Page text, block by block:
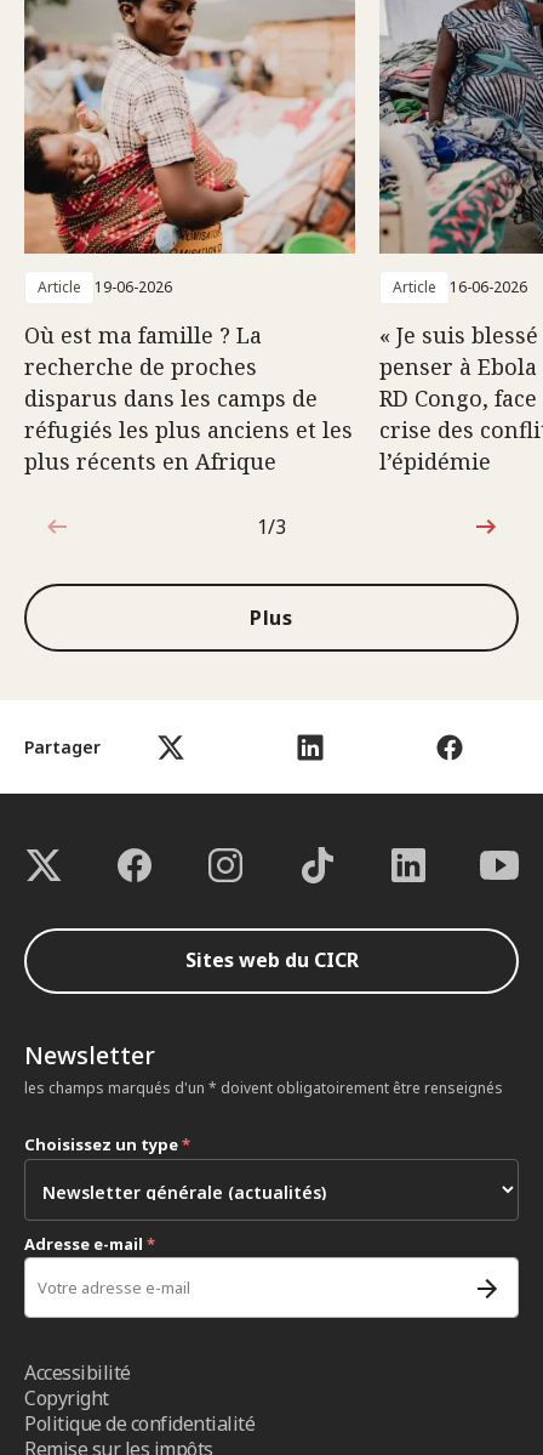
Partager
Article 19-06-2026
Où est ma famille ? La
recherche de proches
disparus dans les camps de
réfugiés les plus anciens et les
plus récents en Afrique
Article 16-06-2026
« Je suis
penser à
RD Congo,
crise des
l’épidémie
1sur3
1/3
Plus
Sites web du CICR
Newsletter
les champs marqués d'un * doivent obligatoirement être renseignés
Choisissez un type*
Adresse e-mail *
Accessibilité
Copyright
Politique de confidentialité
Remise sur les impôts